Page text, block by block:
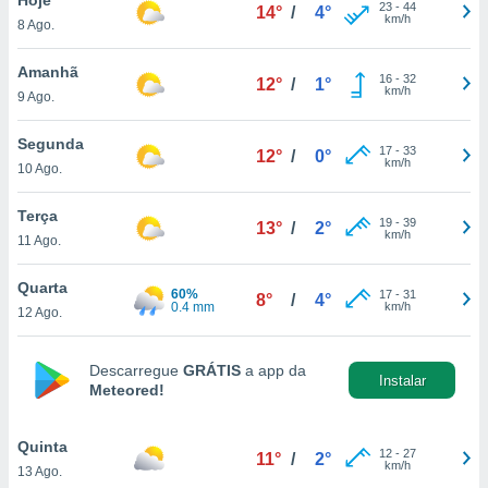
lhe
e
com
Pode
e
a
a
8 Ago.
14° / 4° 23- 44
km/h
Amanhã
9 Ago.
12° / 1° 16- 32
km/h
Segunda
10 Ago.
12° / 0° 17- 33
km/h
Terça
11 Ago.
13° / 2° 19- 39
km/h
Quarta
12 Ago.
60%
0.4 mm
8° / 4° 17- 31
km/h
Descarregue GRÁTIS a app da
Meteored!
Instalar
Quinta
13 Ago.
11° / 2° 12- 27
km/h